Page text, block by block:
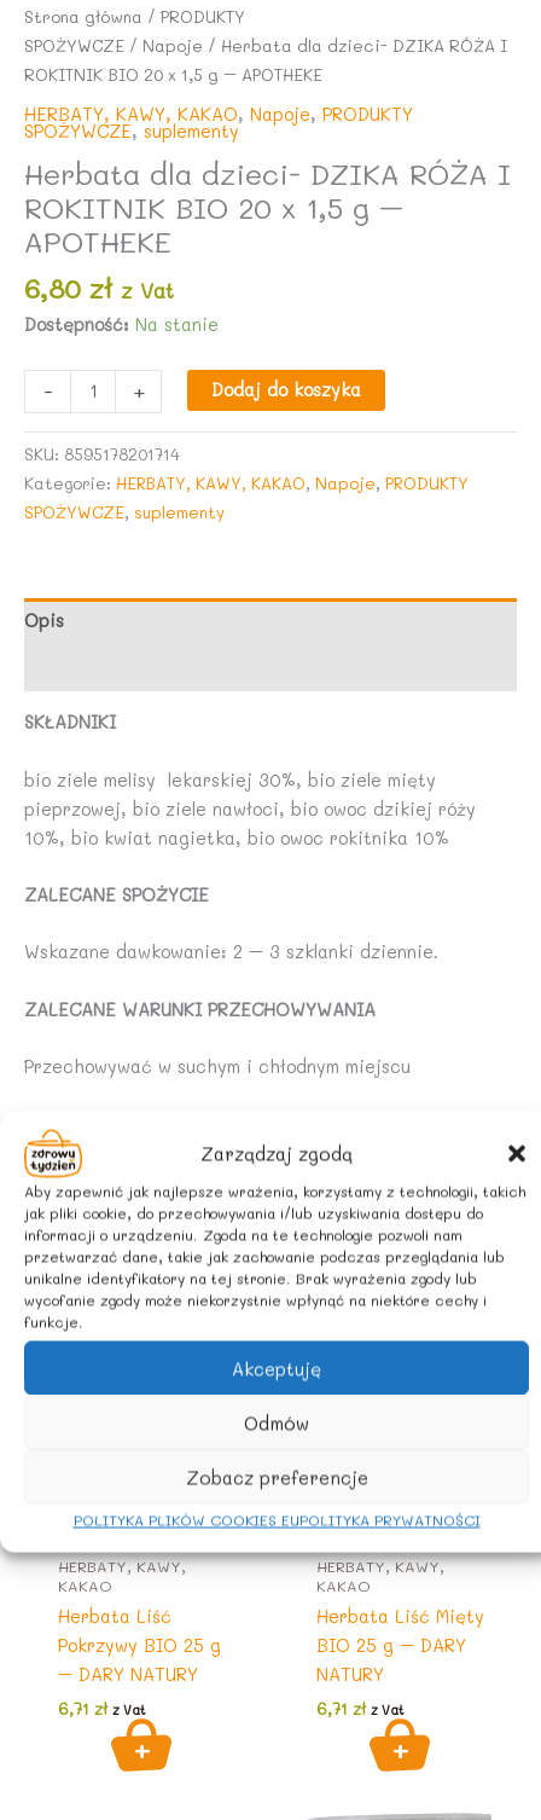
Zarządzaj zgodą
Aby zapewnić jak najlepsze wrażenia, korzystamy z technologii, takich
jak pliki cookie, do przechowywania i/lub uzyskiwania dostępu do
informacji o urządzeniu. Zgoda na te technologie pozwoli nam
przetwarzać dane, takie jak zachowanie podczas przeglądania lub
unikalne identyfikatory na tej stronie. Brak wyrażenia zgody lub
wycofanie zgody może niekorzystnie wpłynąć na niektóre cechy i
funkcje.
Akceptuję
Odmów
Zobacz preferencje
POLITYKA PLIKÓW COOKIES EUPOLITYKA PRYWATNOŚCI
Strona główna / PRODUKTY
SPOŻYWCZE / Napoje / Herbata dla dzieci- DZIKA RÓŻA I
ROKITNIK BIO 20 x 1,5 g – APOTHEKE
HERBATY, KAWY, KAKAO, Napoje, PRODUKTY
SPOŻYWCZE, suplementy
Herbata dla dzieci- DZIKA RÓŻA I
ROKITNIK BIO 20 x 1,5 g –
APOTHEKE
6,80 zł z Vat
Dostępność: Na stanie
-
Herbata
dla
DZIKA
BIO
g
APOTHEKE
+ Dodaj do koszyka
SKU: 8595178201714
Kategorie: HERBATY, KAWY, KAKAO, Napoje, PRODUKTY
SPOŻYWCZE, suplementy
Opis
SKŁADNIKI
bio ziele melisy lekarskiej 30%, bio ziele mięty
pieprzowej, bio ziele nawłoci, bio owoc dzikiej róży
10%, bio kwiat nagietka, bio owoc rokitnika 10%
ZALECANE SPOŻYCIE
Wskazane dawkowanie: 2 – 3 szklanki dziennie.
ZALECANE WARUNKI PRZECHOWYWANIA
Przechowywać w suchym i chłodnym miejscu
POCHODZENIE SKŁADNIKÓW:
Rolnictwo UE/ spoza UE
Podobne produkty
HERBATY, KAWY,
KAKAO
Herbata Liść
Pokrzywy BIO 25 g
– DARY NATURY
6,71 zł z Vat
HERBATY, KAWY,
KAKAO
Herbata Liść Mięty
BIO 25 g – DARY
NATURY
6,71 zł z Vat